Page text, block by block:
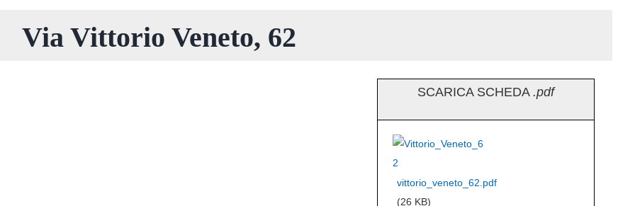
Via Vittorio Veneto, 62
SCARICA SCHEDA .pdf
vittorio_veneto_62.pdf
(26 KB)